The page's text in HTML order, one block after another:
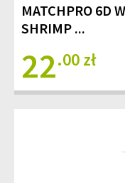
MATCHPRO 6D
SHRIMP ...
22.00 zł